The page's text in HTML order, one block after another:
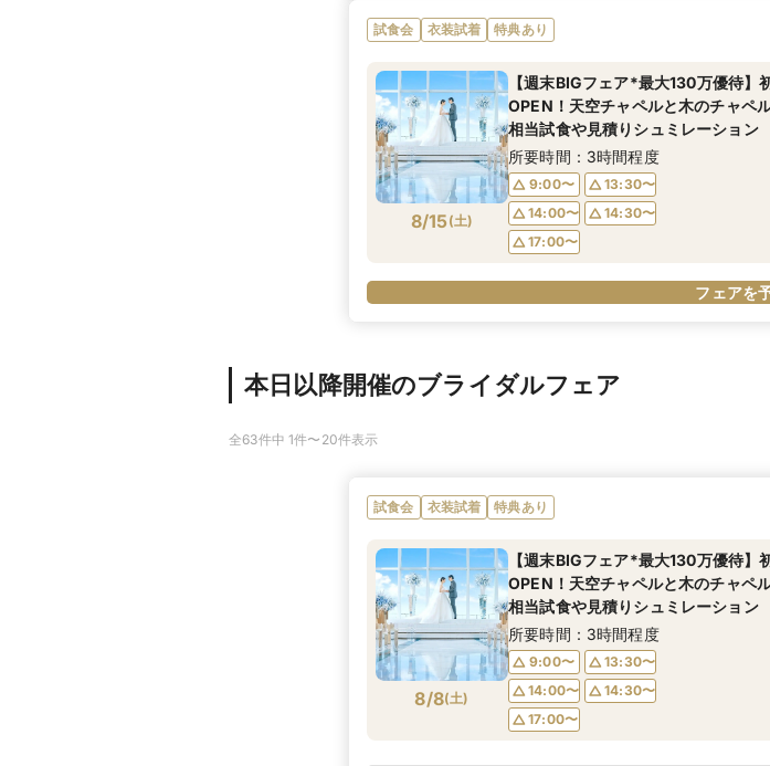
試食会 衣装試着 特典あり
8/15(土)
【週末BIGフェア*最大130万優待
OPEN！天空チャペルと木のチャペ
相当試食や見積りシュミレーション
所要時間：3時間程度
9:00〜
13:30〜
14:00〜
14:30〜
17:00〜
フェアを
本日以降開催のブライダルフェア
全63件中 1件〜20件表示
試食会 衣装試着 特典あり
8/8(土)
【週末BIGフェア*最大130万優待
OPEN！天空チャペルと木のチャペ
相当試食や見積りシュミレーション
所要時間：3時間程度
9:00〜
13:30〜
14:00〜
14:30〜
17:00〜